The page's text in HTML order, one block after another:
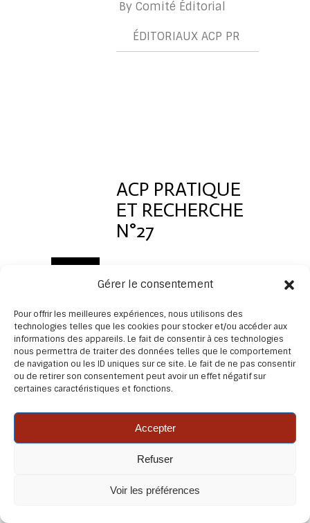
Gérer le consentement
Pour offrir les meilleures expériences, nous utilisons des
technologies telles que les cookies pour stocker et/ou accéder aux
informations des appareils. Le fait de consentir à ces technologies
nous permettra de traiter des données telles que le comportement
de navigation ou les ID uniques sur ce site. Le fait de ne pas consentir
ou de retirer son consentement peut avoir un effet négatif sur
certaines caractéristiques et fonctions.
Accepter
Refuser
Voir les préférences
By Comité Éditorial
ÉDITORIAUX ACP PR
PR
ACP PRATIQUE
ET RECHERCHE
N°27
échappe, que nous ne
comprenons pas,
souvent les mots nous
manquent. La tentation
est alors forte, et la
tendance fréquente, de
des références existantes.
D'utiliser des mots, des
concepts, au risque
est difficile de rester
jour Ao�t 2026 – Conception/Réalisation : 3pixels –